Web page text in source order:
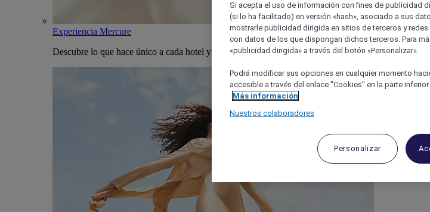
Experiencia Mercure
Descubre lo que hace único a cada hotel y estancia Mercure
Si acepta el uso de información con fines de publicidad
(si lo ha facilitado) en versión «hash», asociado a sus
mostrarle publicidad dirigida en sitios de terceros y
con datos de los que dispongan dichos terceros. Para
«publicidad dirigida» a través del botón «Personalizar».
Podrá modificar sus opciones en cualquier momento
accesible a través del enlace "Cookies" en la parte
Más información
Nuestros colaboradores
Personalizar